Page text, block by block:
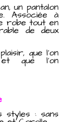
un pantalon
Associée à
robe tout en
de deux
que l’on
et que l’on
styles : sans